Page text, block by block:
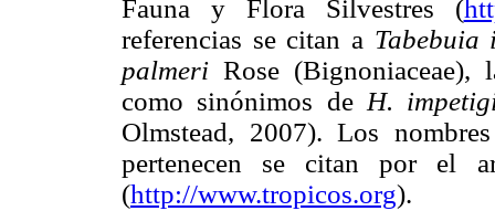
Fauna y Flora Silvestres (
referencias se citan a Tabebuia
palmeri Rose (Bignoniaceae),
como sinónimos deH.
Olmstead, 2007). Los
pertenecen se citan por el
(http://www.tropicos.org).